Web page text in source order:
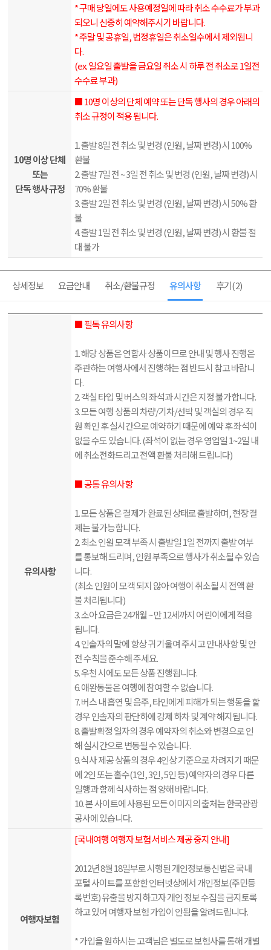
* 구매 당일에도 사용예정일에 따라 취소 수수료가 부과
되오니 신중히 예약해주시기 바랍니다.
* 주말 및 공휴일, 법정휴일은 취소일수에서 제외됩니
다.
(ex. 일요일 출발을 금요일 취소 시 하루 전 취소로 1일전
수수료 부과)
10명 이상 단체
또는
단독 행사 규정
■ 10명 이상의 단체 예약 또는 단독 행사의 경우 아래의
취소 규정이 적용 됩니다.
1. 출발 8일 전 취소 및 변경 (인원, 날짜 변경) 시 100%
환불
2. 출발 7일 전 ~ 3일 전 취소 및 변경 (인원, 날짜 변경) 시
70% 환불
3. 출발 2일 전 취소 및 변경 (인원, 날짜 변경) 시 50% 환
불
4. 출발 1일 전 취소 및 변경 (인원, 날짜 변경) 시 환불 절
대 불가
상세정보 요금안내 취소/환불규정 유의사항 후기(2)
유의사항
■ 필독 유의사항
1. 해당 상품은 연합사 상품이므로 안내 및 행사 진행은
주관하는 여행사에서 진행하는 점 반드시 참고 바랍니
다.
2. 객실 타입 및 버스의 좌석과 시간은 지정 불가합니다.
3. 모든 여행 상품의 차량/기차/선박 및 객실의 경우 직
원 확인 후 실시간으로 예약하기 때문에 예약 후 좌석이
없을 수도 있습니다. (좌석이 없는 경우 영업일 1~2일 내
에 취소전화드리고 전액 환불 처리해 드립니다)
■ 공통 유의사항
1. 모든 상품은 결제가 완료된 상태로 출발하며, 현장 결
제는 불가능합니다.
2. 최소 인원 모객 부족 시 출발일 1일 전까지 출발 여부
를 통보해 드리며, 인원 부족으로 행사가 취소될 수 있습
니다.
(최소 인원이 모객 되지 않아 여행이 취소될 시 전액 환
불 처리됩니다)
3. 소아 요금은 24개월 ~ 만 12세까지 어린이에게 적용
됩니다.
4. 인솔자의 말에 항상 귀 기울여 주시고 안내사항 및 안
전 수칙을 준수해 주세요.
5. 우천 시에도 모든 상품 진행됩니다.
6. 애완동물은 여행에 참여할 수 없습니다.
7. 버스 내 흡연 및 음주, 타인에게 피해가 되는 행동을 할
경우 인솔자의 판단하에 강제 하차 및 계약 해지됩니다.
8. 출발확정 일자의 경우 예약자의 취소와 변경으로 인
해 실시간으로 변동될 수 있습니다.
9. 식사 제공 상품의 경우 4인상 기준으로 차려지기 때문
에 2인 또는 홀수(1인, 3인, 5인 등) 예약자의 경우 다른
일행과 함께 식사하는 점 양해 바랍니다.
10. 본 사이트에 사용된 모든 이미지의 출처는 한국관광
공사에 있습니다.
여행자보험
[국내여행 여행자 보험 서비스 제공 중지 안내]
2012년 8월 18일부로 시행된 개인정보통신법은 국내
포털 사이트를 포함한 인터넷상에서 개인정보(주민등
록번호) 유출을 방지하고자 개인 정보 수집을 금지토록
하고 있어 여행자 보험 가입이 안됨을 알려드립니다.
* 가입을 원하시는 고객님은 별도로 보험사를 통해 개별